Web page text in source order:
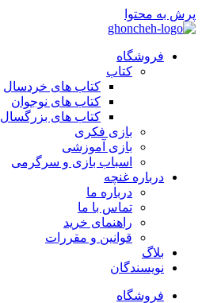
پرش به محتوا
فروشگاه
کتاب
کتاب های خردسال
کتاب های نوجوان
کتاب های بزرگسال
بازی فکری
بازی آموزشی
اسباب بازی و سرگرمی
درباره غنچه
درباره ما
تماس با ما
راهنمای خرید
قوانین و مقررات
بلاگ
نویسندگان
فروشگاه